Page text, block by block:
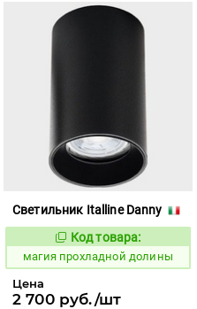
Светильник Italline Danny
Код:
915396
Код товара:
магия прохладной долины
Цена
2 700 руб./шт